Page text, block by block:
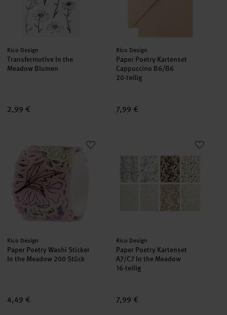
Hersteller:
Rico Design
Transfermotive In the
Meadow Blumen
2,99 €
Hersteller:
Rico Design
Paper Poetry Kartenset
Cappuccino B6/B6
20-teilig
7,99 €
Paper Poetry Washi Sticker In the Meadow 200 Stück
Hersteller:
Rico Design
Paper Poetry Washi Sticker
In the Meadow 200 Stück
4,49 €
Paper Poetry Kartenset A7/C7
Hersteller:
Rico Design
Paper Poetry Kartenset
A7/C7 In the Meadow
16-teilig
7,99 €